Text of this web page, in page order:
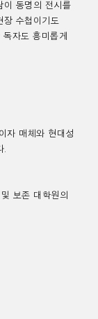
이 동명의 전시를
수첩이기도
독자도 흥미롭게
자 매체와 현대성
보존 대학원의